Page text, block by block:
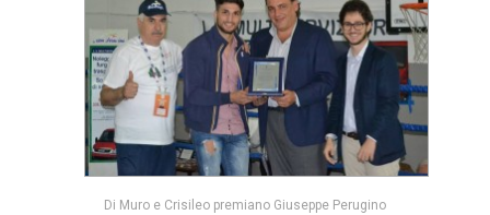
Di Muro e Crisileo premiano Giuseppe Perugino